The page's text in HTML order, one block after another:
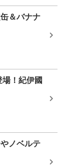
＆バナナ
場！紀伊國
ノベルテ